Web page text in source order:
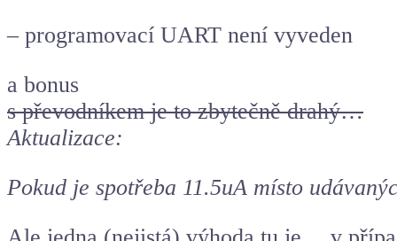
– programovací UART není vyveden
a bonus
s převodníkem je to zbytečně drahý…
Aktualizace:
Pokud je spotřeba 11.5uA místo